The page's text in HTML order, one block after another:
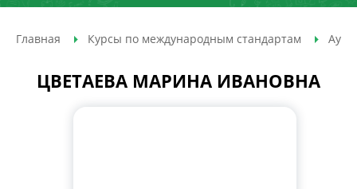
Главная Курсы по международным стандартам
ЦВЕТАЕВА МАРИНА ИВАНОВНА